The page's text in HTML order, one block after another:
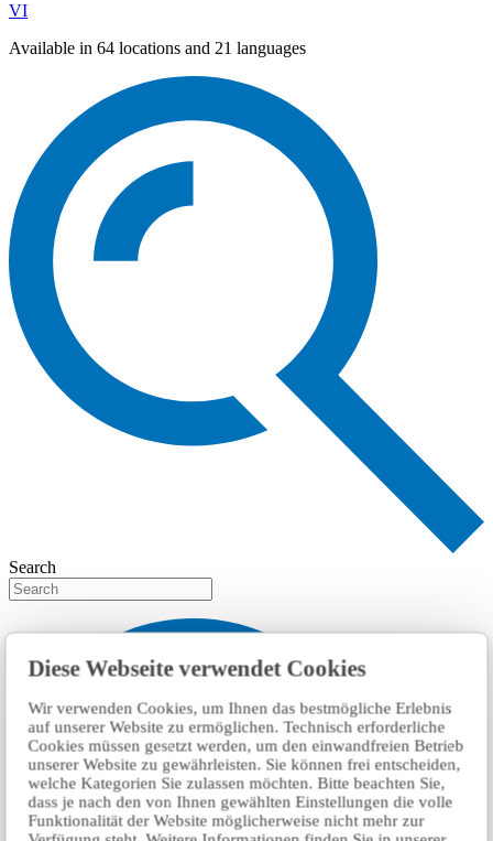
Diese Webseite verwendet Cookies
Wir verwenden Cookies, um Ihnen das bestmögliche Erlebnis
auf unserer Website zu ermöglichen. Technisch erforderliche
Cookies müssen gesetzt werden, um den einwandfreien Betrieb
unserer Website zu gewährleisten. Sie können frei entscheiden,
welche Kategorien Sie zulassen möchten. Bitte beachten Sie,
dass je nach den von Ihnen gewählten Einstellungen die volle
Funktionalität der Website möglicherweise nicht mehr zur
VI
Available in 64 locations and 21 languages
Search